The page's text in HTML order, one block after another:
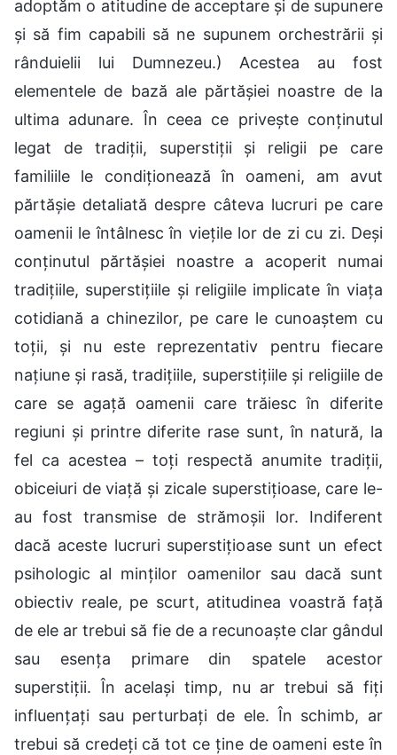
adoptăm o atitudine de acceptare și de supunere
și să fim capabili să ne supunem orchestrării și
rânduielii lui Dumnezeu.) Acestea au fost
elementele de bază ale părtășiei noastre de la
ultima adunare. În ceea ce privește conținutul
legat de tradiții, superstiții și religii pe care
familiile le condiționează în oameni, am avut
părtășie detaliată despre câteva lucruri pe care
oamenii le întâlnesc în viețile lor de zi cu zi. Deși
conținutul părtășiei noastre a acoperit numai
tradițiile, superstițiile și religiile implicate în viața
cotidiană a chinezilor, pe care le cunoaștem cu
toții, și nu este reprezentativ pentru fiecare
națiune și rasă, tradițiile, superstițiile și religiile de
care se agață oamenii care trăiesc în diferite
regiuni și printre diferite rase sunt, în natură, la
fel ca acestea – toți respectă anumite tradiții,
obiceiuri de viață și zicale superstițioase, care le-
au fost transmise de strămoșii lor. Indiferent
dacă aceste lucruri superstițioase sunt un efect
psihologic al minților oamenilor sau dacă sunt
obiectiv reale, pe scurt, atitudinea voastră față
de ele ar trebui să fie de a recunoaște clar gândul
sau esența primare din spatele acestor
superstiții. În același timp, nu ar trebui să fiți
influențați sau perturbați de ele. În schimb, ar
trebui să credeți că tot ce ține de oameni este în